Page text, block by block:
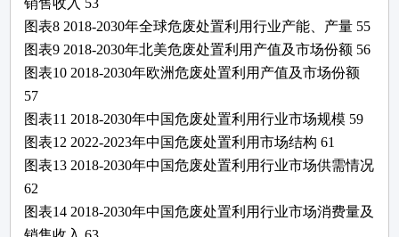
销售收入 53
图表8 2018-2030年全球危废处置利用行业产能、产量 55
图表9 2018-2030年北美危废处置利用 产值及市场份额 56
图表10 2018-2030年欧洲危废处置利用 产值及市场份额
57
图表11 2018-2030年中国危废处置利用行业市场规模 59
图表12 2022-2023年中国危废处置利用市场结构 61
图表13 2018-2030年中国危废处置利用行业市场供需情况
62
图表14 2018-2030年中国危废处置利用行业市场消费量及